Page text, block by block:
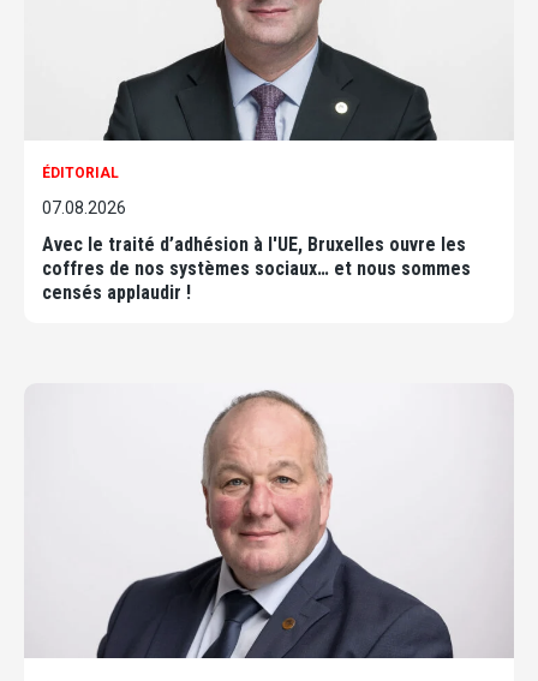
ÉDITORIAL
07.08.2026
Avec le traité d’adhésion à l'UE, Bruxelles ouvre les
coffres de nos systèmes sociaux… et nous sommes
censés applaudir !